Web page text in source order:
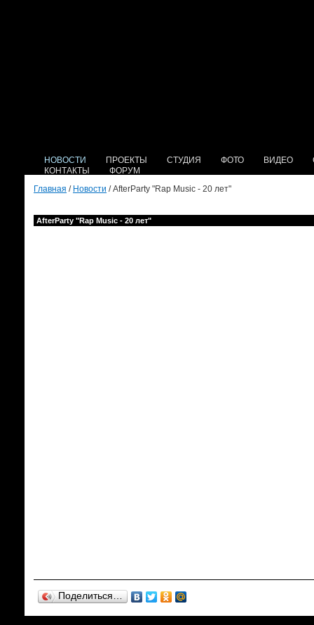
НОВОСТИ ПРОЕКТЫ СТУДИЯ ФОТО ВИДЕО
КОНТАКТЫ
ФОРУМ
Главная / Новости / AfterParty "Rap Music - 20 лет"
AfterParty "Rap Music - 20 лет"
Поделиться…